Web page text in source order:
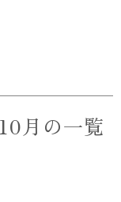
月の一覧